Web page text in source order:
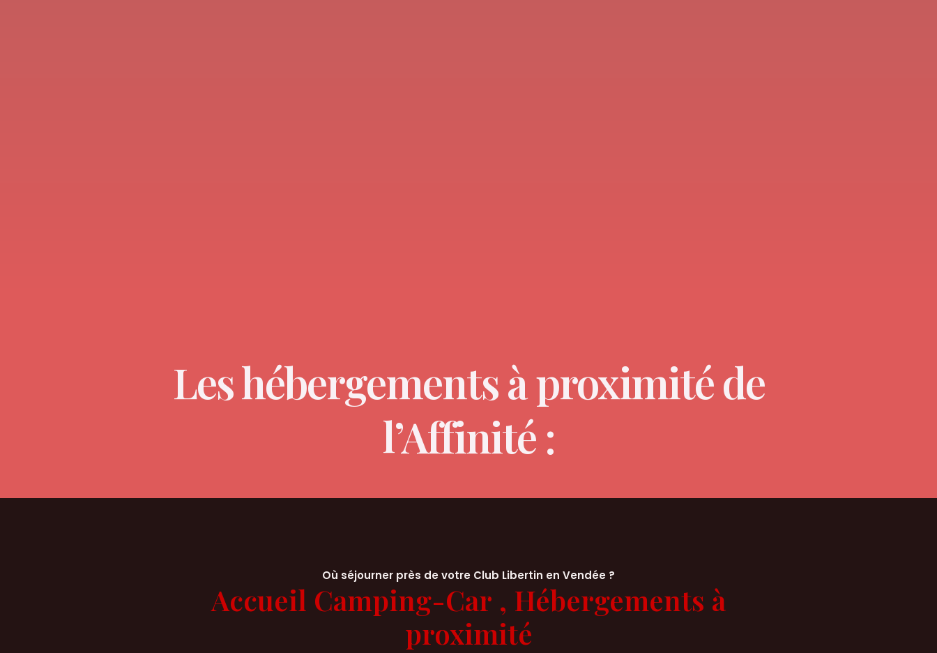
Les hébergements à proximité de
l’Affinité :
Où séjourner près de votre Club Libertin en Vendée ?
Accueil Camping-Car , Hébergements à
proximité